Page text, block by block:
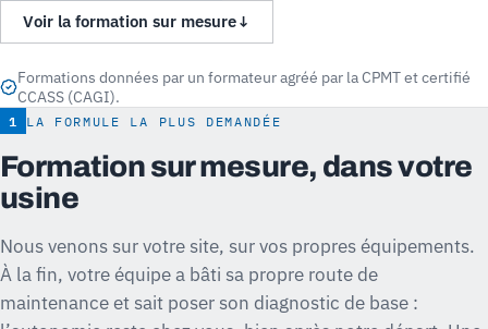
Voir la formation sur mesure↓
Formations données par un formateur agréé par la CPMT et certifié
CCASS (CAGI).
1 LA FORMULE LA PLUS DEMANDÉE
Formation sur mesure, dans votre
usine
Nous venons sur votre site, sur vos propres équipements.
À la fin, votre équipe a bâti sa propre route de
maintenance et sait poser son diagnostic de base :